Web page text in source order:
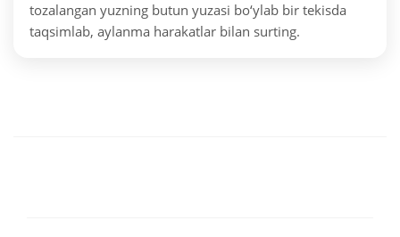
tozalangan yuzning butun yuzasi bo‘ylab bir tekisda
taqsimlab, aylanma harakatlar bilan surting.